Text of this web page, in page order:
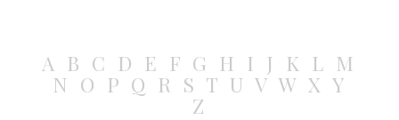
A B C D E F G H I J K L M
N O P Q R S T U V W X Y
Z